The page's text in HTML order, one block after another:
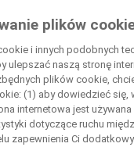
Nerve Disease
Dystrophy
Zamknij
Zamknij
Zamknij
Zamknij
plików
i innych podobnych
ulepszać naszą stronę
plików cookie,
(1) aby dowiedzieć się,
internetowa jest używana
dotyczące ruchu
zapewnienia Ci